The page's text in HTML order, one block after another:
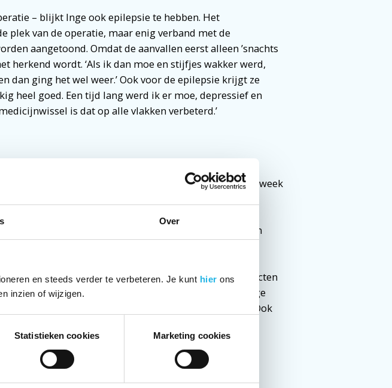
Over
en steeds verder te verbeteren. Je kunt hier ons
inzien of wijzigen.
Statistieken cookies Marketing cookies
– blijkt Inge ook epilepsie te hebben. Het
plek van de operatie, maar enig verband met de
aangetoond. Omdat de aanvallen eerst alleen ’snachts
herkend wordt. ‘Als ik dan moe en stijfjes wakker werd,
dan ging het wel weer.’ Ook voor de epilepsie krijgt ze
heel goed. Een tijd lang werd ik er moe, depressief en
is dat op alle vlakken verbeterd.’
Inge toch werken en staat ze sinds kort drie dagen per week
is ze beheerder van Facebook en coördinator van het
kan ik lotgenoten helpen met mijn ervaring. In mijn
lotgenotencontactpersoon te zijn, maar deze contacten
De Facebookgroep vormt daarbij een eenvoudige
tussen lotgenoten die donateur zijn van de stichting. Ook
Test (ITT)